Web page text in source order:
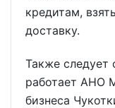
кредитам,
доставку.
Также следует
работает АНО
бизнеса